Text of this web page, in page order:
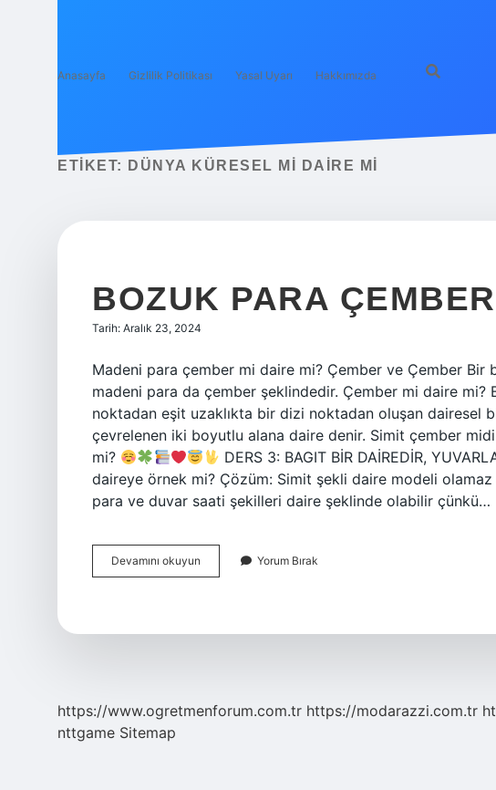
Anasayfa Gizlilik Politikası Yasal Uyarı Hakkımızda
ETIKET: DÜNYA KÜRESEL MI DAIRE MI
BOZUK PARA
Tarih: Aralık 23, 2024
Madeni para çember mi daire mi? Çember ve Çember
madeni para da çember şeklindedir. Çember mi daire
noktadan eşit uzaklıkta bir dizi noktadan oluşan dairesel
çevrelenen iki boyutlu alana daire denir. Simit çember
mi?
DERS 3: BAGIT BİR DAİREDİR,
daireye örnek mi? Çözüm: Simit şekli daire modeli
para ve duvar saati şekilleri daire şeklinde olabilir çünkü…
Devamını okuyun
Para
Yorum Bırak
https://www.ogretmenforum.com.tr https://modarazzi.com.tr
nttgame Sitemap